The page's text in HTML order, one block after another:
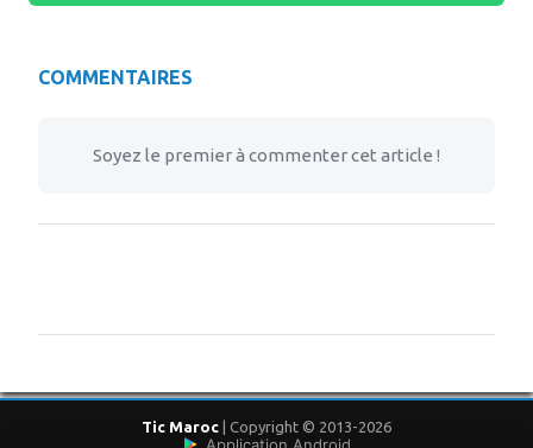
COMMENTAIRES
Soyez le premier à commenter cet article !
Tic Maroc | Copyright © 2013-2026